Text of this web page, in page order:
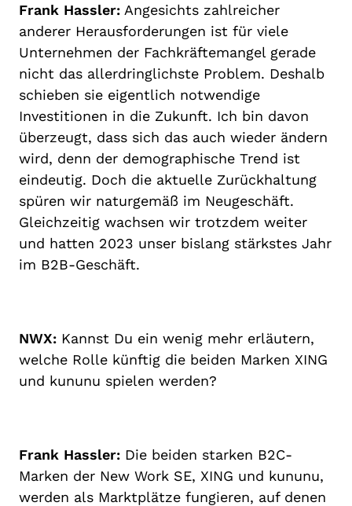
Frank Hassler: Angesichts zahlreicher
anderer Herausforderungen ist für viele
Unternehmen der Fachkräftemangel gerade
nicht das allerdringlichste Problem. Deshalb
schieben sie eigentlich notwendige
Investitionen in die Zukunft. Ich bin davon
überzeugt, dass sich das auch wieder ändern
wird, denn der demographische Trend ist
eindeutig. Doch die aktuelle Zurückhaltung
spüren wir naturgemäß im Neugeschäft.
Gleichzeitig wachsen wir trotzdem weiter
und hatten 2023 unser bislang stärkstes Jahr
im B2B-Geschäft.
NWX: Kannst Du ein wenig mehr erläutern,
welche Rolle künftig die beiden Marken XING
und kununu spielen werden?
Frank Hassler: Die beiden starken B2C-
Marken der New Work SE, XING und kununu,
werden als Marktplätze fungieren, auf denen